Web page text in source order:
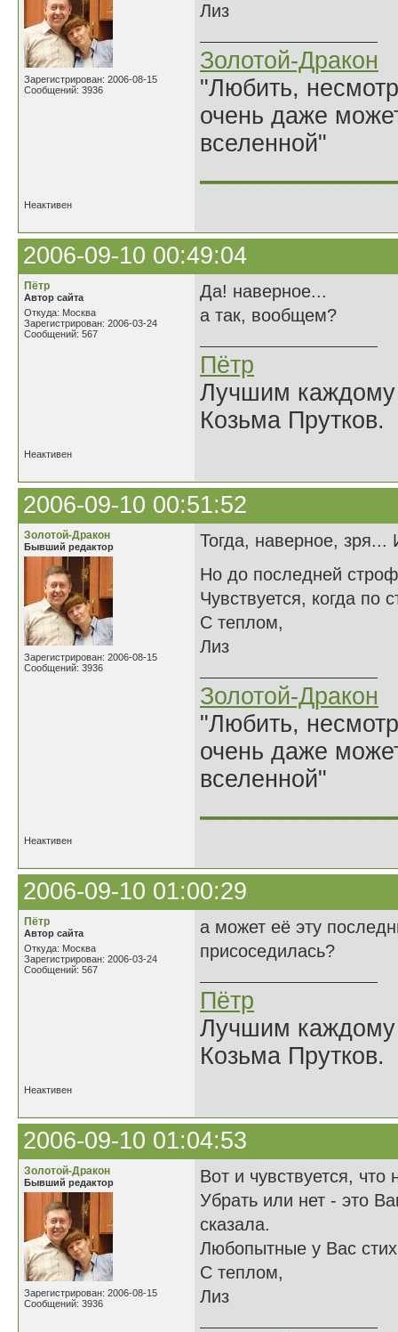
Зарегистрирован: 2006-08-15
Сообщений: 3936
Лиз
Золотой-Дракон
"Любить,
очень даже
вселенной"
Неактивен
2006-09-10 00:49:04
Пётр
Автор сайта
Откуда: Москва
Зарегистрирован: 2006-03-24
Сообщений: 567
Да! наверное...
а так, вообщем?
Пётр
Лучшим каждому
Козьма Прутков.
Неактивен
2006-09-10 00:51:52
Золотой-Дракон
Бывший редактор
Зарегистрирован: 2006-08-15
Сообщений: 3936
Тогда, наверное,
Но до последней
Чувствуется, когда по
С теплом,
Лиз
Золотой-Дракон
"Любить,
очень даже
вселенной"
Неактивен
2006-09-10 01:00:29
Пётр
Автор сайта
Откуда: Москва
Зарегистрирован: 2006-03-24
Сообщений: 567
а может её эту
присоседилась?
Пётр
Лучшим каждому
Козьма Прутков.
Неактивен
2006-09-10 01:04:53
Золотой-Дракон
Бывший редактор
Зарегистрирован: 2006-08-15
Сообщений: 3936
Вот и чувствуется,
Убрать или нет - это
сказала.
Любопытные у Вас
С теплом,
Лиз